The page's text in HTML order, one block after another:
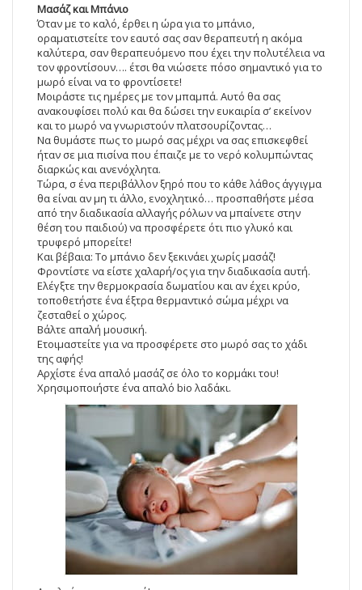
Μασάζ και Μπάνιο
Όταν με το καλό, έρθει η ώρα για το μπάνιο,
οραματιστείτε τον εαυτό σας σαν θεραπευτή η ακόμα
καλύτερα, σαν θεραπευόμενο που έχει την πολυτέλεια να
τον φροντίσουν…. έτσι θα νιώσετε πόσο σημαντικό για το
μωρό είναι να το φροντίσετε!
Μοιράστε τις ημέρες με τον μπαμπά. Αυτό θα σας
ανακουφίσει πολύ και θα δώσει την ευκαιρία σ’ εκείνον
και το μωρό να γνωριστούν πλατσουρίζοντας…
Να θυμάστε πως το μωρό σας μέχρι να σας επισκεφθεί
ήταν σε μια πισίνα που έπαιζε με το νερό κολυμπώντας
διαρκώς και ανενόχλητα.
Τώρα, σ ένα περιβάλλον ξηρό που το κάθε λάθος άγγιγμα
θα είναι αν μη τι άλλο, ενοχλητικό… προσπαθήστε μέσα
από την διαδικασία αλλαγής ρόλων να μπαίνετε στην
θέση του παιδιού) να προσφέρετε ότι πιο γλυκό και
τρυφερό μπορείτε!
Και βέβαια: Το μπάνιο δεν ξεκινάει χωρίς μασάζ!
Φροντίστε να είστε χαλαρή/ος για την διαδικασία αυτή.
Ελέγξτε την θερμοκρασία δωματίου και αν έχει κρύο,
τοποθετήστε ένα έξτρα θερμαντικό σώμα μέχρι να
ζεσταθεί ο χώρος.
Βάλτε απαλή μουσική.
Ετοιμαστείτε για να προσφέρετε στο μωρό σας το χάδι
της αφής!
Αρχίστε ένα απαλό μασάζ σε όλο το κορμάκι του!
Χρησιμοποιήστε ένα απαλό bio λαδάκι.